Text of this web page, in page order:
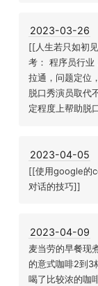
2023-03-26
[[人生若只如初
考： 程序员行业
拉通，问题定位
脱口秀演员取代
定程度上帮助脱
2023-04-05
[[使用google的
对话的技巧]]
2023-04-09
麦当劳的早餐现
的意式咖啡2到3
喝了比较浓的咖